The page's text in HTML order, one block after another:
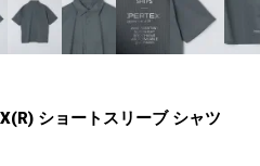
ショートスリーブ シャツ